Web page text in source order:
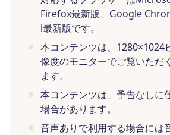
Firefox最新版、Google
i最新版です。
本コンテンツは、1280×1024
像度のモニターでご覧いただ
ます。
本コンテンツは、予告なしに
場合があります。
音声ありで利用する場合には